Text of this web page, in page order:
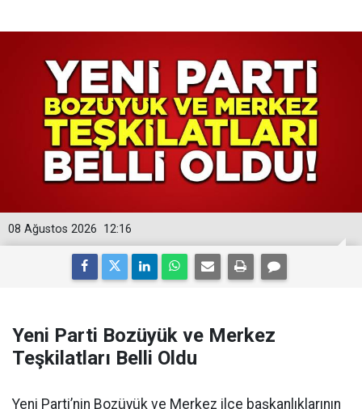
12:16
08 Ağustos 2026
Yeni Parti Bozüyük ve Merkez
Teşkilatları Belli Oldu
Yeni Parti’nin Bozüyük ve Merkez ilçe başkanlıklarının